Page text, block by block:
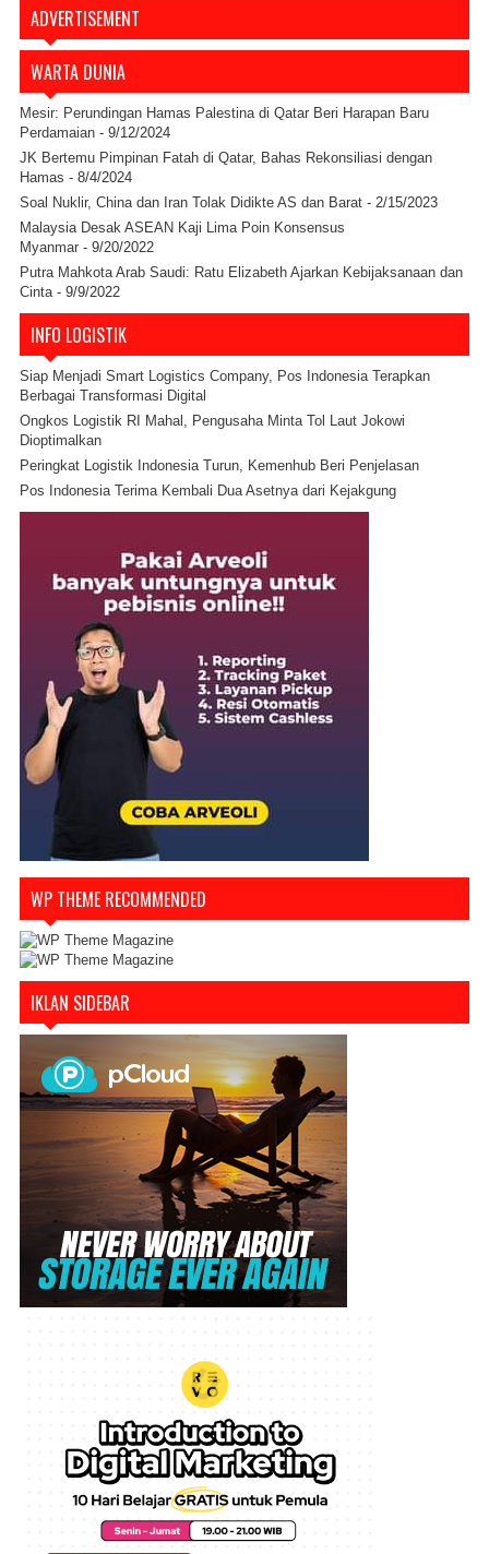
ADVERTISEMENT
WARTA DUNIA
Mesir: Perundingan Hamas Palestina di Qatar Beri Harapan Baru
Perdamaian - 9/12/2024
JK Bertemu Pimpinan Fatah di Qatar, Bahas Rekonsiliasi dengan
Hamas - 8/4/2024
Soal Nuklir, China dan Iran Tolak Didikte AS dan Barat - 2/15/2023
Malaysia Desak ASEAN Kaji Lima Poin Konsensus
Myanmar - 9/20/2022
Putra Mahkota Arab Saudi: Ratu Elizabeth Ajarkan Kebijaksanaan dan
Cinta - 9/9/2022
INFO LOGISTIK
Siap Menjadi Smart Logistics Company, Pos Indonesia Terapkan
Berbagai Transformasi Digital
Ongkos Logistik RI Mahal, Pengusaha Minta Tol Laut Jokowi
Dioptimalkan
Peringkat Logistik Indonesia Turun, Kemenhub Beri Penjelasan
Pos Indonesia Terima Kembali Dua Asetnya dari Kejakgung
WP THEME RECOMMENDED
IKLAN SIDEBAR